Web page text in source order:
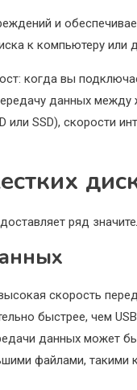
и
к компьютеру или
когда вы
данных
SSD), скорости
ряд
скорость
быстрее, чем
данных может
файлами, такими